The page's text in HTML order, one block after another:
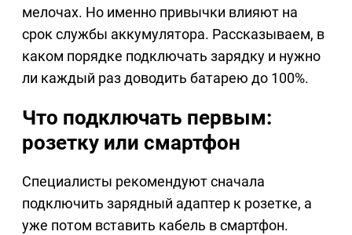
мелочах. Но именно привычки влияют на
срок службы аккумулятора. Рассказываем, в
каком порядке подключать зарядку и нужно
ли каждый раз доводить батарею до 100%.
Что подключать первым:
розетку или смартфон
Специалисты рекомендуют сначала
подключить зарядный адаптер к розетке, а
уже потом вставить кабель в смартфон.